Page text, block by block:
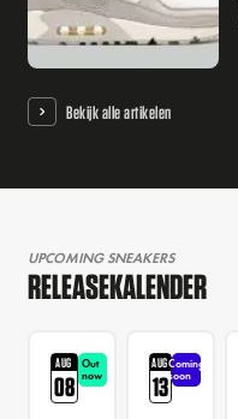
Bekijk alle artikelen
UPCOMING SNEAKERS
RELEASEKALENDER
AUG
08
Out
now
AUG
13
Coming
soon